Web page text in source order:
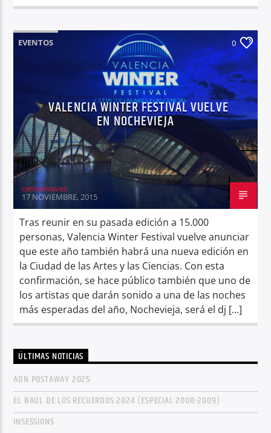
EVENTOS 0
VALENCIA WINTER FESTIVAL VUELVE
EN NOCHEVIEJA
centerwaves
17 NOVIEMBRE, 2015
Tras reunir en su pasada edición a 15.000
personas, Valencia Winter Festival vuelve anunciar
que este año también habrá una nueva edición en
la Ciudad de las Artes y las Ciencias. Con esta
confirmación, se hace público también que uno de
los artistas que darán sonido a una de las noches
más esperadas del año, Nochevieja, será el dj […]
ÚLTIMAS NOTICIAS
ADN POSTAWAY 2025
EL BAÚL DE LOS RECUERDOS 2024 (ESPECIAL 2008-2009)
INSESSIONS